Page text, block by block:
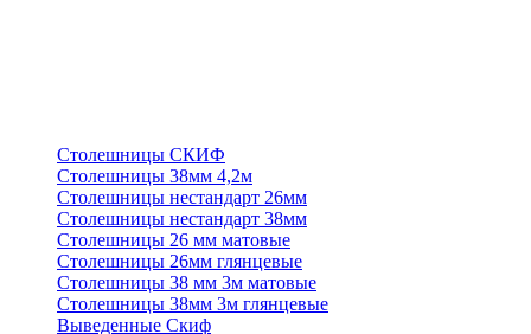
Столешницы СКИФ
Столешницы 38мм 4,2м
Столешницы нестандарт 26мм
Столешницы нестандарт 38мм
Столешницы 26 мм матовые
Столешницы 26мм глянцевые
Столешницы 38 мм 3м матовые
Столешницы 38мм 3м глянцевые
Выведенные Скиф